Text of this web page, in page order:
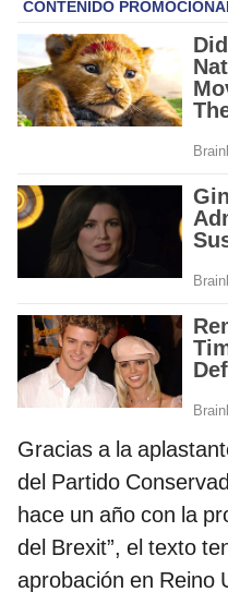
Gracias a la
del Partido
hace un año con la
del Brexit”, el texto
aprobación en Reino